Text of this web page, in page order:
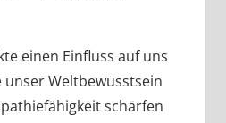
einen Einfluss auf uns
Weltbewusstsein
schärfen